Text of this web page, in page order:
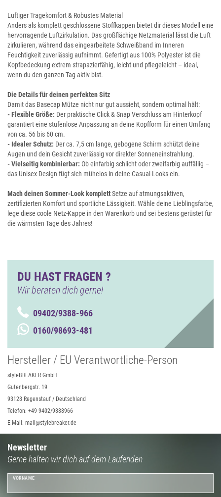
Luftiger Tragekomfort & Robustes Material
Anders als komplett geschlossene Stoffkappen bietet dir dieses Modell eine
hervorragende Luftzirkulation. Das großflächige Netzmaterial lässt die Luft
zirkulieren, während das eingearbeitete Schweißband im Inneren
Feuchtigkeit zuverlässig aufnimmt. Gefertigt aus 100% Polyester ist die
Kopfbedeckung extrem strapazierfähig, leicht und pflegeleicht – ideal,
wenn du den ganzen Tag aktiv bist.
Die Details für deinen perfekten Sitz
Damit das Basecap Mütze nicht nur gut aussieht, sondern optimal hält:
- Flexible Größe: Der praktische Click & Snap Verschluss am Hinterkopf
garantiert eine stufenlose Anpassung an deine Kopfform für einen Umfang
von ca. 56 bis 60 cm.
- Idealer Schutz: Der ca. 7,5 cm lange, gebogene Schirm schützt deine
Augen und dein Gesicht zuverlässig vor direkter Sonneneinstrahlung.
- Vielseitig kombinierbar: Ob einfarbig schlicht oder zweifarbig auffällig –
das Unisex-Design fügt sich mühelos in deine Casual-Looks ein.
Mach deinen Sommer-Look komplettSetze auf atmungsaktiven,
zertifizierten Komfort und sportliche Lässigkeit. Wähle deine Lieblingsfarbe,
lege diese coole Netz-Kappe in den Warenkorb und sei bestens gerüstet für
die wärmsten Tage des Jahres!
DU HAST FRAGEN ?
Wir beraten dich gerne!
09402/9388-966
0160/98693-481
Hersteller / EU Verantwortliche-Person
styleBREAKER GmbH
Gutenbergstr. 19
93128 Regenstauf / Deutschland
Telefon: +49 9402/9388966
E-Mail: mail@stylebreaker.de
Newsletter
Gerne halten wir dich auf dem Laufenden
VORNAME